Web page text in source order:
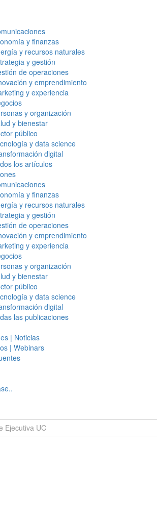
y finanzas
y recursos naturales
y gestión
de operaciones
y emprendimiento
y experiencia
y organización
y bienestar
público
y data science
digital
los artículos
y finanzas
y recursos naturales
y gestión
de operaciones
y emprendimiento
y experiencia
y organización
y bienestar
público
y data science
digital
las publicaciones
| Noticias
| Webinars